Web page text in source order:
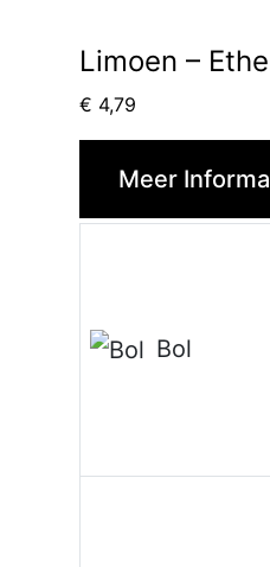
Limoen –
€ 4,79
Meer
Bol